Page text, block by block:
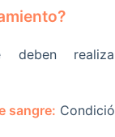
deben
sangre: